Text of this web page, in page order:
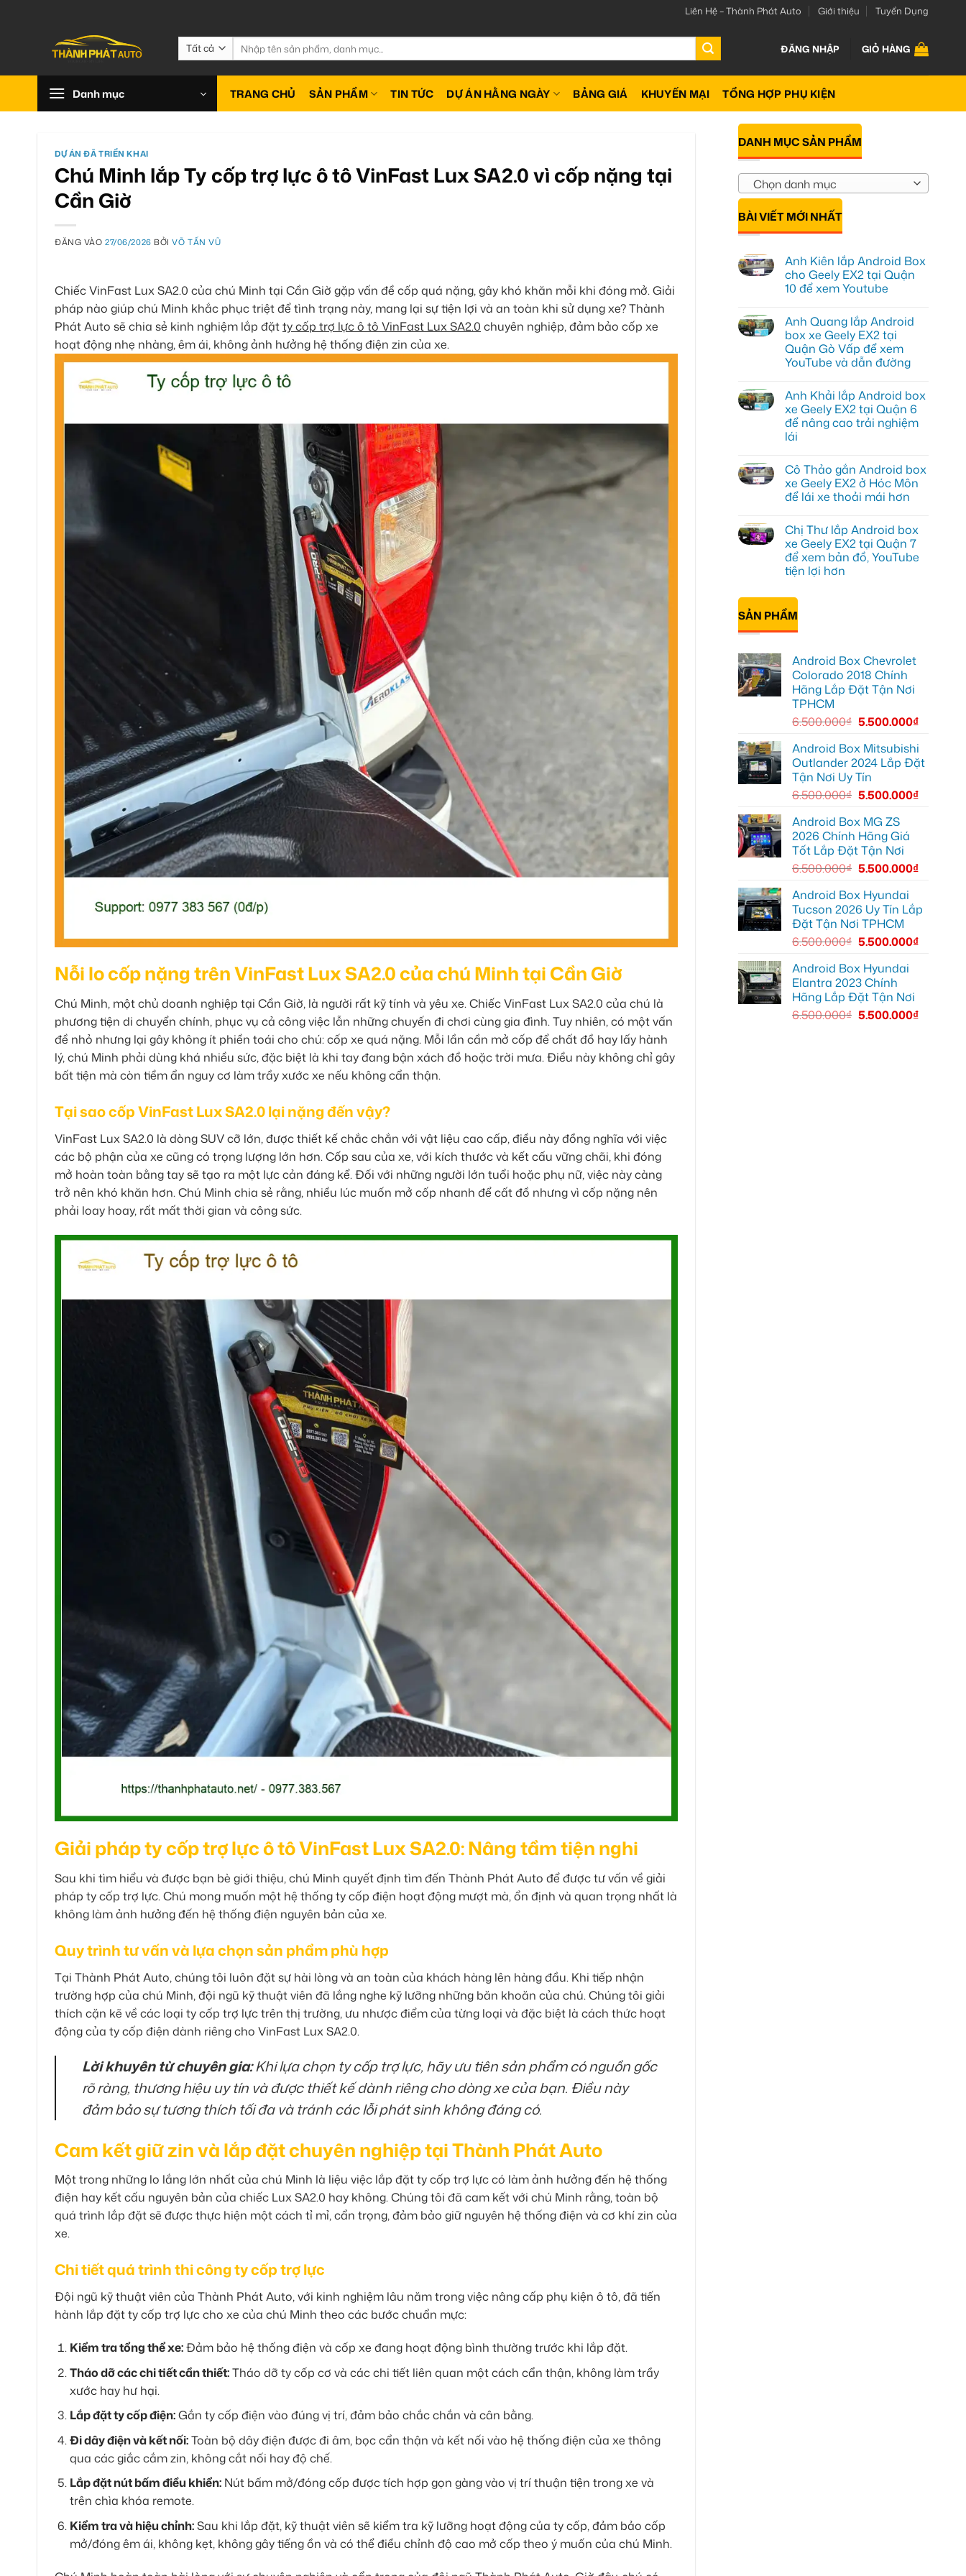
Liên Hệ – Thành Phát Auto Giới thiệu Tuyển Dụng
Tìm
kiếm:
ĐĂNG NHẬP GIỎ HÀNG
Danh mục TRANG CHỦ SẢN PHẨM TIN TỨC DỰ ÁN HẰNG NGÀY BẢNG GIÁ KHUYẾN MẠI TỔNG HỢP PHỤ KIỆN
DỰ ÁN ĐÃ TRIỂN KHAI
Chú Minh lắp Ty cốp trợ lực ô tô VinFast Lux SA2.0 vì cốp nặng tại
Cần Giờ
ĐĂNG VÀO27/06/2026 BỞIVÕ TẤN VŨ
Chiếc VinFast Lux SA2.0 của chú Minh tại Cần Giờ gặp vấn đề cốp quá nặng, gây khó khăn mỗi khi đóng mở. Giải
pháp nào giúp chú Minh khắc phục triệt để tình trạng này, mang lại sự tiện lợi và an toàn khi sử dụng xe? Thành
Phát Auto sẽ chia sẻ kinh nghiệm lắp đặtty cốp trợ lực ô tô VinFast Lux SA2.0 chuyên nghiệp, đảm bảo cốp xe
hoạt động nhẹ nhàng, êm ái, không ảnh hưởng hệ thống điện zin của xe.
Nỗi lo cốp nặng trên VinFast Lux SA2.0 của chú Minh tại Cần Giờ
Chú Minh, một chủ doanh nghiệp tại Cần Giờ, là người rất kỹ tính và yêu xe. Chiếc VinFast Lux SA2.0 của chú là
phương tiện di chuyển chính, phục vụ cả công việc lẫn những chuyến đi chơi cùng gia đình. Tuy nhiên, có một vấn
đề nhỏ nhưng lại gây không ít phiền toái cho chú: cốp xe quá nặng. Mỗi lần cần mở cốp để chất đồ hay lấy hành
lý, chú Minh phải dùng khá nhiều sức, đặc biệt là khi tay đang bận xách đồ hoặc trời mưa. Điều này không chỉ gây
bất tiện mà còn tiềm ẩn nguy cơ làm trầy xước xe nếu không cẩn thận.
Tại sao cốp VinFast Lux SA2.0 lại nặng đến vậy?
VinFast Lux SA2.0 là dòng SUV cỡ lớn, được thiết kế chắc chắn với vật liệu cao cấp, điều này đồng nghĩa với việc
các bộ phận của xe cũng có trọng lượng lớn hơn. Cốp sau của xe, với kích thước và kết cấu vững chãi, khi đóng
mở hoàn toàn bằng tay sẽ tạo ra một lực cản đáng kể. Đối với những người lớn tuổi hoặc phụ nữ, việc này càng
trở nên khó khăn hơn. Chú Minh chia sẻ rằng, nhiều lúc muốn mở cốp nhanh để cất đồ nhưng vì cốp nặng nên
phải loay hoay, rất mất thời gian và công sức.
Giải pháp ty cốp trợ lực ô tô VinFast Lux SA2.0: Nâng tầm tiện nghi
Sau khi tìm hiểu và được bạn bè giới thiệu, chú Minh quyết định tìm đến Thành Phát Auto để được tư vấn về giải
pháp ty cốp trợ lực. Chú mong muốn một hệ thống ty cốp điện hoạt động mượt mà, ổn định và quan trọng nhất là
không làm ảnh hưởng đến hệ thống điện nguyên bản của xe.
Quy trình tư vấn và lựa chọn sản phẩm phù hợp
Tại Thành Phát Auto, chúng tôi luôn đặt sự hài lòng và an toàn của khách hàng lên hàng đầu. Khi tiếp nhận
trường hợp của chú Minh, đội ngũ kỹ thuật viên đã lắng nghe kỹ lưỡng những băn khoăn của chú. Chúng tôi giải
thích cặn kẽ về các loại ty cốp trợ lực trên thị trường, ưu nhược điểm của từng loại và đặc biệt là cách thức hoạt
động của ty cốp điện dành riêng cho VinFast Lux SA2.0.
Lời khuyên từ chuyên gia:Khi lựa chọn ty cốp trợ lực, hãy ưu tiên sản phẩm có nguồn gốc
rõ ràng, thương hiệu uy tín và được thiết kế dành riêng cho dòng xe của bạn. Điều này
đảm bảo sự tương thích tối đa và tránh các lỗi phát sinh không đáng có.
Cam kết giữ zin và lắp đặt chuyên nghiệp tại Thành Phát Auto
Một trong những lo lắng lớn nhất của chú Minh là liệu việc lắp đặt ty cốp trợ lực có làm ảnh hưởng đến hệ thống
điện hay kết cấu nguyên bản của chiếc Lux SA2.0 hay không. Chúng tôi đã cam kết với chú Minh rằng, toàn bộ
quá trình lắp đặt sẽ được thực hiện một cách tỉ mỉ, cẩn trọng, đảm bảo giữ nguyên hệ thống điện và cơ khí zin của
xe.
Chi tiết quá trình thi công ty cốp trợ lực
Đội ngũ kỹ thuật viên của Thành Phát Auto, với kinh nghiệm lâu năm trong việc nâng cấp phụ kiện ô tô, đã tiến
hành lắp đặt ty cốp trợ lực cho xe của chú Minh theo các bước chuẩn mực:
Kiểm tra tổng thể xe:Đảm bảo hệ thống điện và cốp xe đang hoạt động bình thường trước khi lắp đặt.
Tháo dỡ các chi tiết cần thiết:Tháo dỡ ty cốp cơ và các chi tiết liên quan một cách cẩn thận, không làm trầy
xước hay hư hại.
Lắp đặt ty cốp điện:Gắn ty cốp điện vào đúng vị trí, đảm bảo chắc chắn và cân bằng.
Đi dây điện và kết nối:Toàn bộ dây điện được đi âm, bọc cẩn thận và kết nối vào hệ thống điện của xe thông
qua các giắc cắm zin, không cắt nối hay độ chế.
Lắp đặt nút bấm điều khiển:Nút bấm mở/đóng cốp được tích hợp gọn gàng vào vị trí thuận tiện trong xe và
trên chìa khóa remote.
Kiểm tra và hiệu chỉnh:Sau khi lắp đặt, kỹ thuật viên sẽ kiểm tra kỹ lưỡng hoạt động của ty cốp, đảm bảo cốp
mở/đóng êm ái, không kẹt, không gây tiếng ồn và có thể điều chỉnh độ cao mở cốp theo ý muốn của chú Minh.
DANH MỤC SẢN PHẨM
Chọn danh mục
BÀI VIẾT MỚI NHẤT
Anh Kiên lắp Android Box
cho Geely EX2 tại Quận
10 để xem Youtube
bình
luận
ở
Anh
Kiên
lắp
cho
Geely
EX2
tại
Quận
10
Youtube
Anh Quang lắp Android
box xe Geely EX2 tại
Quận Gò Vấp để xem
YouTube và dẫn đường
bình
luận
ở
Anh
Quang
lắp
xe
Geely
EX2
tại
Vấp
để
xem
YouTube
và
dẫn
Anh Khải lắp Android box
xe Geely EX2 tại Quận 6
để nâng cao trải nghiệm
lái
bình
luận
ở
Anh
Android
box
xe
Geely
EX2
tại
để
nâng
cao
trải
Cô Thảo gắn Android box
xe Geely EX2 ở Hóc Môn
để lái xe thoải mái hơn
bình
luận
ở
Cô
Thảo
gắn
box
Geely
EX2
ở
thoải
mái
hơn
Chị Thư lắp Android box
xe Geely EX2 tại Quận 7
để xem bản đồ, YouTube
tiện lợi hơn
có
luận
ở
Chị
Android
box
Geely
EX2
Quận
xem
bản
đồ,
YouTube
tiện
hơn
SẢN PHẨM
Android Box Chevrolet
Colorado 2018 Chính
Hãng Lắp Đặt Tận Nơi
TPHCM
6.500.000₫ 5.500.000₫
Android Box Mitsubishi
Outlander 2024 Lắp Đặt
Tận Nơi Uy Tín
6.500.000₫ 5.500.000₫
Android Box MG ZS
2026 Chính Hãng Giá
Tốt Lắp Đặt Tận Nơi
6.500.000₫ 5.500.000₫
Android Box Hyundai
Tucson 2026 Uy Tín Lắp
Đặt Tận Nơi TPHCM
6.500.000₫ 5.500.000₫
Android Box Hyundai
Elantra 2023 Chính
Hãng Lắp Đặt Tận Nơi
6.500.000₫ 5.500.000₫